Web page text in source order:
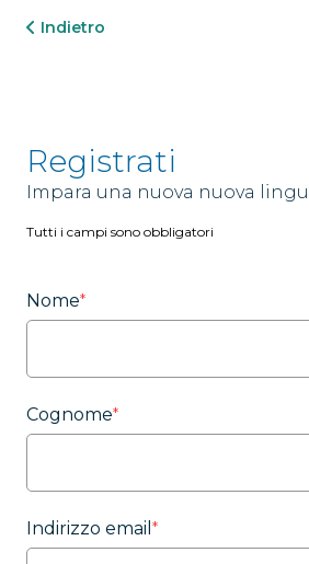
Indietro
Registrati
Impara una nuova nuova
Tutti i campi sono obbligatori
Nome*
Cognome*
Indirizzo email *